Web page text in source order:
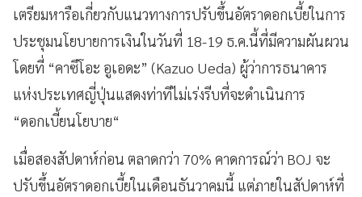
เตรียมหารือเกี่ยวกับแนวทางการปรับขึ้นอัตราดอกเบี้ยในการ
ประชุมนโยบายการเงินในวันที่ 18-19 ธ.ค.นี้ที่มีความผันผวน
โดยที่ “คาซึโอะ อูเอดะ” (Kazuo Ueda) ผู้ว่าการธนาคาร
แห่งประเทศญี่ปุ่นแสดงท่าทีไม่เร่งรีบที่จะดำเนินการ
“ดอกเบี้ยนโยบาย“
เมื่อสองสัปดาห์ก่อน ตลาดกว่า 70% คาดการณ์ว่า BOJ จะ
ปรับขึ้นอัตราดอกเบี้ยในเดือนธันวาคมนี้ แต่ภายในสัปดาห์ที่